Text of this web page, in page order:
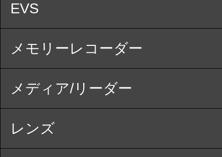
EVS
メモリーレコーダー
メディア/リーダー
レンズ